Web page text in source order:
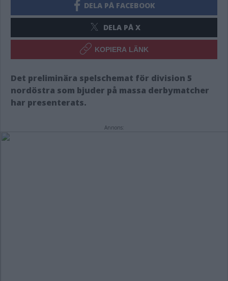
DELA PÅ FACEBOOK
DELA PÅ X
KOPIERA LÄNK
Det preliminära spelschemat för division 5
nordöstra som bjuder på massa derbymatcher
har presenterats.
Annons: